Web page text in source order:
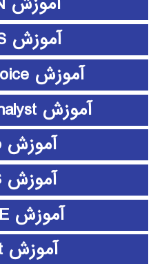
آموزش ETABS
آموزش expert choice
آموزش Frontier Analyst
آموزش github
آموزش HFSS
آموزش HSPICE
آموزش L-Edit